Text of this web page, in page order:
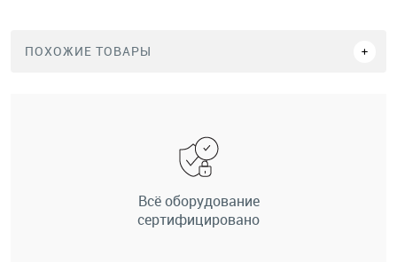
ПОХОЖИЕ ТОВАРЫ
Всё оборудование
сертифицировано